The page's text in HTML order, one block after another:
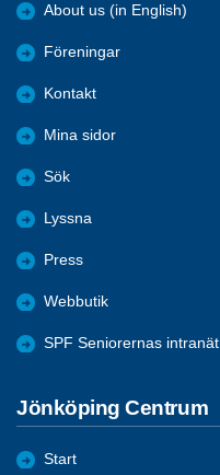
About us (in English)
Föreningar
Kontakt
Mina sidor
Sök
Lyssna
Press
Webbutik
SPF Seniorernas intranät
Jönköping Centrum
Start